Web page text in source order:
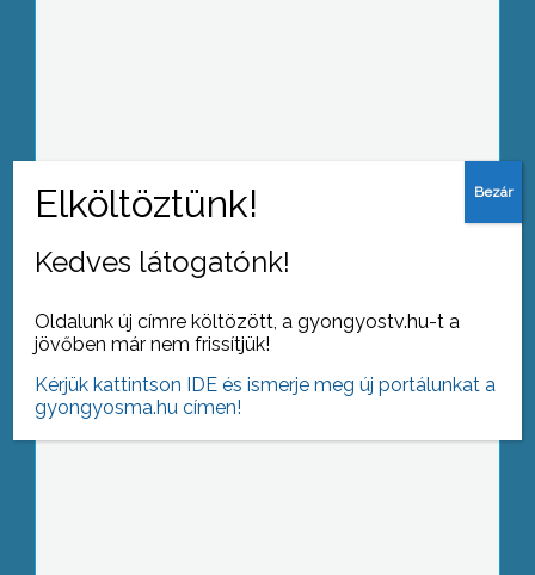
Kedves látogatónk!
Oldalunk új címre költözött, a gyongyostv.hu-t a
jövőben már nem frissítjük!
Kérjük kattintson IDE és ismerje meg új portálunkat a
gyongyosma.hu címen!